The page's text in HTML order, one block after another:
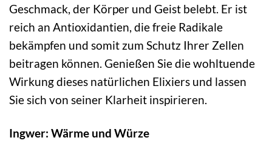
Geschmack, der Körper und Geist belebt. Er ist
reich an Antioxidantien, die freie Radikale
bekämpfen und somit zum Schutz Ihrer Zellen
beitragen können. Genießen Sie die wohltuende
Wirkung dieses natürlichen Elixiers und lassen
Sie sich von seiner Klarheit inspirieren.
Ingwer: Wärme und Würze